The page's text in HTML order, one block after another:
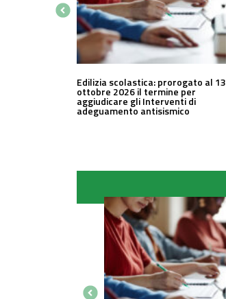
Edilizia scolastica: prorogato al 13
ottobre 2026 il termine per
aggiudicare gli Interventi di
adeguamento antisismico